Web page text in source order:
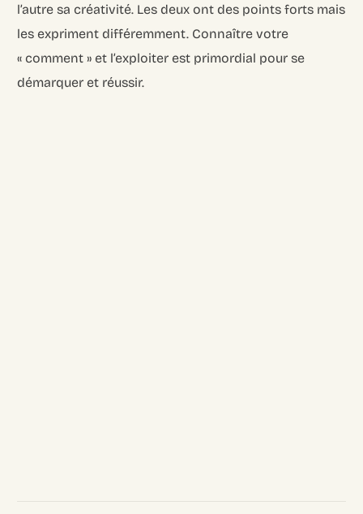
l’autre sa créativité. Les deux ont des points forts mais
les expriment différemment. Connaître votre
« comment » et l’exploiter est primordial pour se
démarquer et réussir.